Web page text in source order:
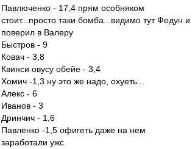
Павлюченко - 17,4 прям особняком
стоит...просто таки бомба...видимо тут Федун и
поверил в Валеру
Быстров - 9
Ковач - 3,8
Квинси овусу обейе - 3,4
Хомич -1,3 ну это же надо, охуеть...
Алекс - 6
Иванов - 3
Дринчич - 1,6
Павленко -1,5 офигеть даже на нем
заработали ужс